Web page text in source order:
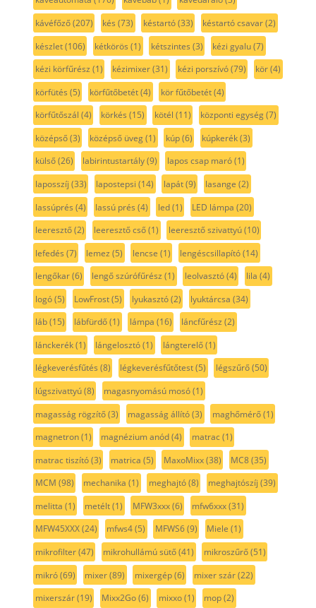
kávéfőző(207) kés (73) késtartó(33) késtartó csavar(2)
készlet(106) kétkörös (1) kétszintes (3) kézi gyalu(7)
kézi körfűrész (1) kézimixer(31) kézi porszívó(79) kör(4)
körfütés (5) körfűtőbetét(4) kör fűtőbetét(4)
körfűtőszál (4) körkés (15) kötél (11) központi egység(7)
középső(3) középső üveg(1) kúp(6) kúpkerék(3)
külső(26) labirintustartály(9) lapos csap maró(1)
laposszíj (33) lapostepsi (14) lapát(9) lasange (2)
lassúprés (4) lassú prés (4) led(1) LED lámpa (20)
leeresztő(2) leeresztő cső(1) leeresztő szivattyú(10)
lefedés (7) lemez (5) lencse (1) lengéscsillapító(14)
lengőkar(6) lengő szúrófűrész (1) leolvasztó(4) lila (4)
logó(5) LowFrost(5) lyukasztó(2) lyuktárcsa (34)
láb(15) lábfürdő(1) lámpa (16) láncfűrész (2)
lánckerék(1) lángelosztó(1) lángterelő(1)
légkeverésfűtés (8) légkeverésfűtőtest(5) légszűrő(50)
lúgszivattyú(8) magasnyomású mosó(1)
magasság rögzítő(3) magasság állító(3) maghőmérő(1)
magnetron(1) magnézium anód(4) matrac(1)
matrac tiszító(3) matrica (5) MaxoMixx(38) MC8(35)
MCM (98) mechanika (1) meghajtó(8) meghajtószíj (39)
melitta (1) metélt(1) MFW3xxx(6) mfw6xxx(31)
MFW45XXX(24) mfws4(5) MFWS6(9) Miele (1)
mikrofilter(47) mikrohullámú sütő(41) mikroszűrő(51)
mikró(69) mixer(89) mixergép(6) mixer szár(22)
mixerszár(19) Mixx2Go(6) mixxo(1) mop(2)